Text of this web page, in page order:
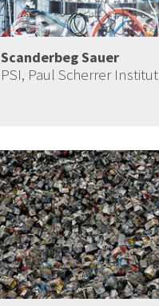
Scanderbeg Sauer
PSI, Paul Scherrer Institut